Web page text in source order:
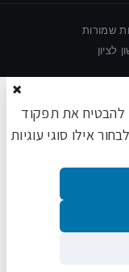
שמורות
לציון
×
להבטיח את תפקוד
אילו סוגי עוגיות